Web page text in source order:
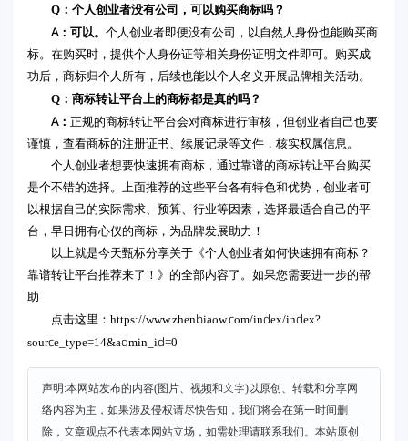
Q：个人创业者没有公司，可以购买商标吗？
A：可以。 个人创业者即便没有公司，以自然人身份也能购买商
标。在购买时，提供个人身份证等相关身份证明文件即可。购买成
功后，商标归个人所有，后续也能以个人名义开展品牌相关活动。
Q：商标转让平台上的商标都是真的吗？
A： 正规的商标转让平台会对商标进行审核，但创业者自己也要
谨慎，查看商标的注册证书、续展记录等文件，核实权属信息。
个人创业者想要快速拥有商标，通过靠谱的商标转让平台购买
是个不错的选择。上面推荐的这些平台各有特色和优势，创业者可
以根据自己的实际需求、预算、行业等因素，选择最适合自己的平
台，早日拥有心仪的商标，为品牌发展助力！
以上就是今天甄标分享关于《个人创业者如何快速拥有商标？
靠谱转让平台推荐来了！》的全部内容了。如果您需要进一步的帮
助
点击这里： https://www.zhenbiaow.com/index/index?
source_type=14&admin_id=0
声明:本网站发布的内容(图片、视频和文字)以原创、转载和分享网
络内容为主，如果涉及侵权请尽快告知，我们将会在第一时间删
除，文章观点不代表本网站立场，如需处理请联系我们。本站原创